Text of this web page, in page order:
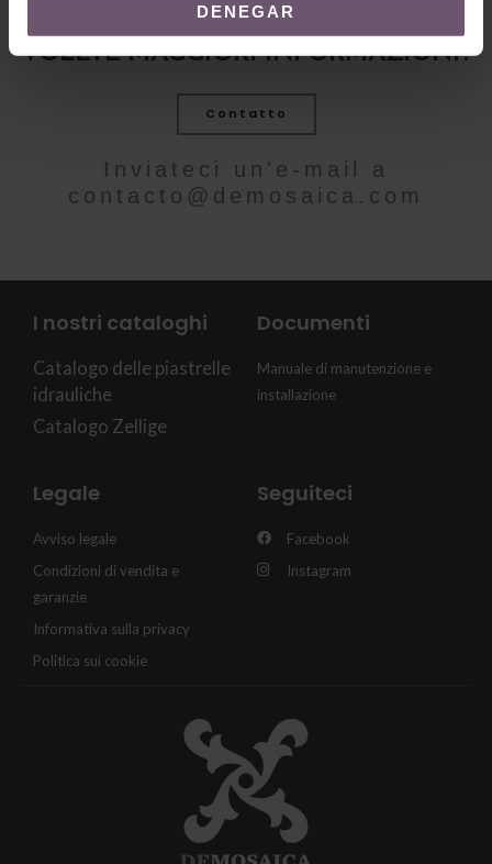
DENEGAR
VOLETE MAGGIORI INFORMAZIONI?
Contatto
Inviateci un'e-mail a
contacto@demosaica.com
I nostri cataloghi
Catalogo delle piastrelle
idrauliche
Catalogo Zellige
Documenti
Manuale di manutenzione e
installazione
Legale
Avviso legale
Condizioni di vendita e
garanzie
Informativa sulla privacy
Politica sui cookie
Seguiteci
Facebook
Instagram